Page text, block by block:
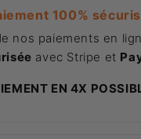
100%
nos paiements en
avec Stripe et
EN 4X